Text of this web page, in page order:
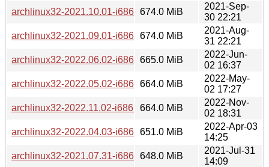
archlinux32-2021.10.01-i686.iso674.0 MiB
2021-Sep-
30 22:21
archlinux32-2021.09.01-i686.iso674.0 MiB
2021-Aug-
31 22:21
archlinux32-2022.06.02-i686.iso665.0 MiB
2022-Jun-
02 16:37
archlinux32-2022.05.02-i686.iso664.0 MiB
2022-May-
02 17:27
archlinux32-2022.11.02-i686.iso664.0 MiB
2022-Nov-
02 18:31
archlinux32-2022.04.03-i686.iso651.0 MiB
2022-Apr-03
14:25
archlinux32-2021.07.31-i686.iso648.0 MiB
2021-Jul-31
14:09